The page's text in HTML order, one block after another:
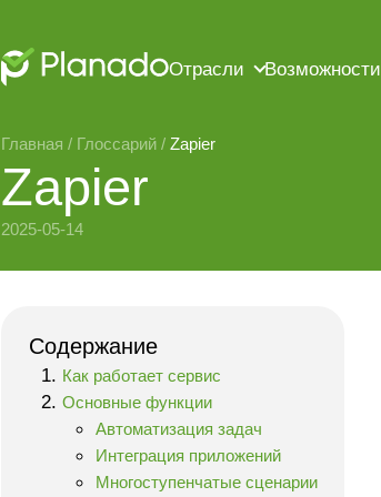
Отрасли Возможности
Главная / Глоссарий / Zapier
Zapier
2025-05-14
Содержание
Как работает сервис
Основные функции
Автоматизация задач
Интеграция приложений
Многоступенчатые сценарии